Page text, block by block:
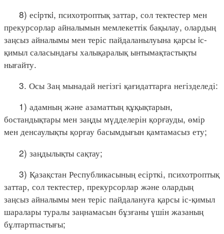
8) есiрткi, психотроптық заттар, сол тектестер мен
прекурсорлар айналымын мемлекеттік бақылау, олардың
заңсыз айналымы мен теріс пайдаланылуына қарсы iс-
қимыл саласындағы халықаралық ынтымақтастықты
нығайту.
3. Осы Заң мынадай негізгі қағидаттарға негізделеді:
1) адамның және азаматтың құқықтарын,
бостандықтары мен заңды мүдделерін қорғауды, өмір
мен денсаулықты қорғау басымдығын қамтамасыз ету;
2) заңдылықты сақтау;
3) Қазақстан Республикасының есірткі, психотроптық
заттар, сол тектестер, прекурсорлар және олардың
заңсыз айналымы мен теріс пайдалануға қарсы іс-қимыл
шаралары туралы заңнамасын бұзғаны үшін жазаның
бұлтартпастығы;